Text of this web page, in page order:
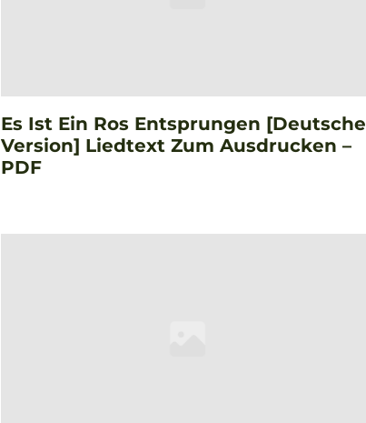
Es Ist Ein Ros Entsprungen [Deutsche
Version] Liedtext Zum Ausdrucken –
PDF